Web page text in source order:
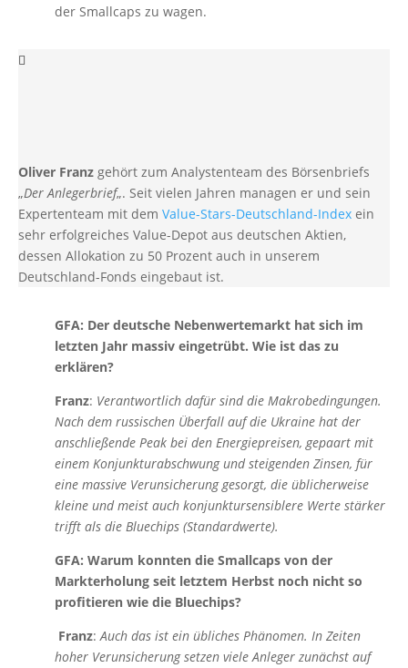
der Smallcaps zu wagen.
Oliver Franz gehört zum Analystenteam des Börsenbriefs
„Der Anlegerbrief„. Seit vielen Jahren managen er und sein
Expertenteam mit dem Value-Stars-Deutschland-Index ein
sehr erfolgreiches Value-Depot aus deutschen Aktien,
dessen Allokation zu 50 Prozent auch in unserem
Deutschland-Fonds eingebaut ist.
GFA: Der deutsche Nebenwertemarkt hat sich im
letzten Jahr massiv eingetrübt. Wie ist das zu
erklären?
Franz: Verantwortlich dafür sind die Makrobedingungen.
Nach dem russischen Überfall auf die Ukraine hat der
anschließende Peak bei den Energiepreisen, gepaart mit
einem Konjunkturabschwung undsteigenden Zinsen, für
eine massive Verunsicherung gesorgt, die üblicherweise
kleine und meist auch konjunktursensiblere Werte stärker
trifft als die Bluechips (Standardwerte).
GFA: Warum konnten die Smallcaps von der
Markterholung seit letztem Herbst noch nicht so
profitieren wie die Bluechips?
Franz:Auch das ist ein übliches Phänomen. In Zeiten
hoher Verunsicherung setzen viele Anleger zunächst auf